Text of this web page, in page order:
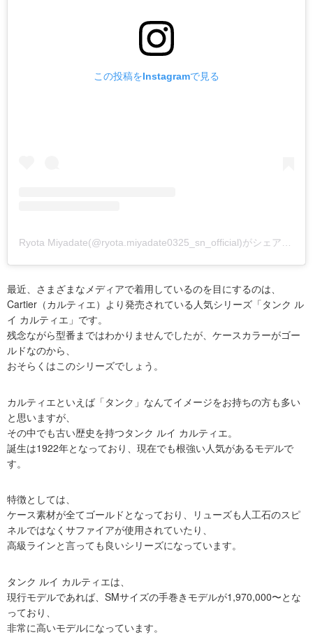
この投稿をInstagramで見る
Ryota Miyadate(@ryota.miyadate0325_sn_official)がシェアした投稿
最近、さまざまなメディアで着用しているのを目にするのは、
Cartier（カルティエ）より発売されている人気シリーズ「タンク ル
イ カルティエ」です。
残念ながら型番まではわかりませんでしたが、ケースカラーがゴー
ルドなのから、
おそらくはこのシリーズでしょう。
カルティエといえば「タンク」なんてイメージをお持ちの方も多い
と思いますが、
その中でも古い歴史を持つタンク ルイ カルティエ。
誕生は1922年となっており、現在でも根強い人気があるモデルで
す。
特徴としては、
ケース素材が全てゴールドとなっており、リューズも人工石のスピ
ネルではなくサファイアが使用されていたり、
高級ラインと言っても良いシリーズになっています。
タンク ルイ カルティエは、
現行モデルであれば、SMサイズの手巻きモデルが1,970,000〜とな
っており、
非常に高いモデルになっています。